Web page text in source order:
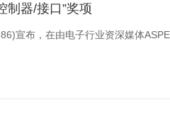
制器/接口”奖项